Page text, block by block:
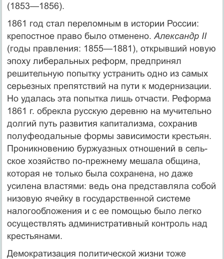
(1853—1856).
1861 год стал переломным в истории России:
кре­постное право было отменено. Александр II
(годы правления: 1855—1881), открывший новую
эпоху ли­беральных реформ, предпринял
решительную попыт­ку устранить одно из самых
серьезных препятствий на пути к модернизации.
Но удалась эта попытка лишь отчасти. Реформа
1861 г. обрекла русскую деревню на мучительно
долгий путь развития капитализма, со­хранив
полуфеодальные формы зависимости кресть­ян.
Проникновению буржуазных отношений в сель­
ское хозяйство по-прежнему мешала община,
которая не только была сохранена, но даже
усилена властями: ведь она представляла собой
низовую ячейку в госу­дарственной системе
налогообложения и с ее помощью было легко
осуществлять административный конт­роль над
крестьянами.
Демократизация политической жизни тоже